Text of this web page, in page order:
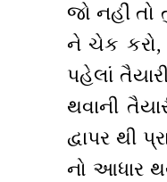
જો નહીં તો
ને ચેક કરો,
પહેલાં
થવાની
દ્વાપર થી
નો આધાર